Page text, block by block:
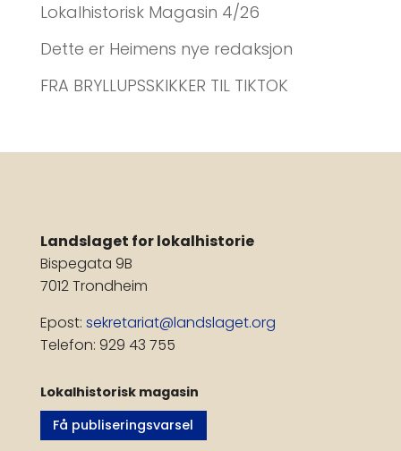
Lokalhistorisk Magasin 4/26
Dette er Heimens nye redaksjon
FRA BRYLLUPSSKIKKER TIL TIKTOK
Landslaget for lokalhistorie
Bispegata 9B
7012 Trondheim
Epost: sekretariat@landslaget.org
Telefon: 929 43 755
Lokalhistorisk magasin
Få publiseringsvarsel